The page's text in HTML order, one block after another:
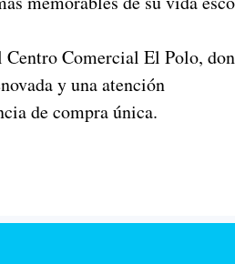
Centro Comercial El Polo,
y una atención
de compra única.